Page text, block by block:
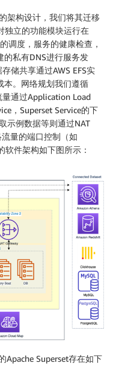
架构设计，我们将其迁移
独立的功能模块运行在
调度，服务的健康检查，
的私有DNS进行服务发
储共享通过AWS EFS实
本。网络规划我们遵循
通过Application Load
，Superset Service的下
示例数据等则通过NAT
量的端口控制（如
件架构如下图所示：
Apache Superset存在如下